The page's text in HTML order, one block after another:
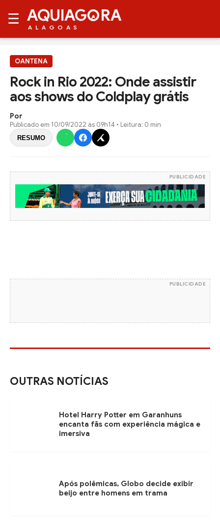
☰ AQUIAG RA
ALAGOAS
OANTENA
Rock in Rio 2022: Onde assistir
aos shows do Coldplay grátis
Por
Publicado em 10/09/2022 às 09h14 • Leitura: 0 min
RESUMO
PUBLICIDADE
PUBLICIDADE
OUTRAS NOTÍCIAS
Hotel Harry Potter em Garanhuns
encanta fãs com experiência mágica e
imersiva
Após polêmicas, Globo decide exibir
beijo entre homens em trama